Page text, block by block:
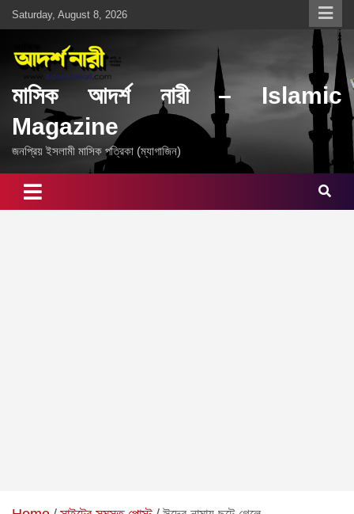
Skip
to
content
Saturday, August 8, 2026
মাসিক আদর্শ নারী – Islamic
Magazine
জনপ্রিয় ইসলামী মাসিক পত্রিকা (ম্যাগাজিন)